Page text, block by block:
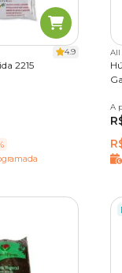
com preço
o que precisa
4.9
2215
All
A